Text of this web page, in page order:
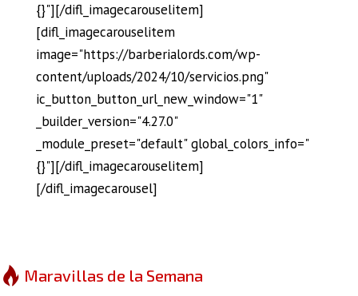
{}"][/difl_imagecarouselitem]
[difl_imagecarouselitem
image="https://barberialords.com/wp-
content/uploads/2024/10/servicios.png"
ic_button_button_url_new_window="1"
_builder_version="4.27.0"
_module_preset="default" global_colors_info="
{}"][/difl_imagecarouselitem]
[/difl_imagecarousel]
Maravillas de la Semana